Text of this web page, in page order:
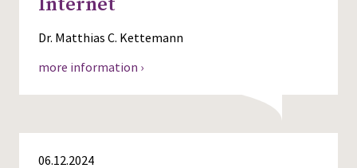
Internet
Dr. Matthias C. Kettemann
more information ›
06.12.2024